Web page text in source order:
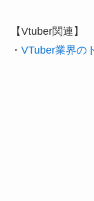
【Vtuber関連】
・ VTuber業界の